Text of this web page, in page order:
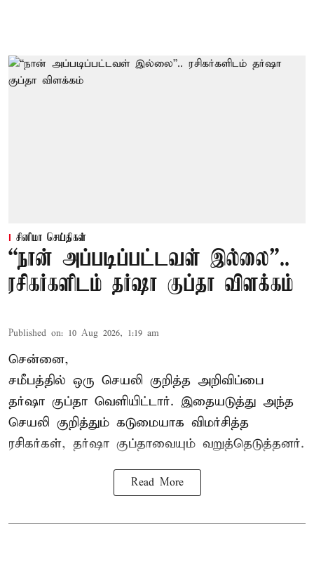
சினிமா செய்திகள்
“நான் அப்படிப்பட்டவள் இல்லை”..
ரசிகர்களிடம் தர்ஷா குப்தா விளக்கம்
Published on: 10 Aug 2026, 1:19 am
சென்னை,
சமீபத்தில் ஒரு செயலி குறித்த அறிவிப்பை
தர்ஷா குப்தா வெளியிட்டார். இதையடுத்து அந்த
செயலி குறித்தும் கடுமையாக விமர்சித்த
ரசிகர்கள், தர்ஷா குப்தாவையும் வறுத்தெடுத்தனர்.
Read More